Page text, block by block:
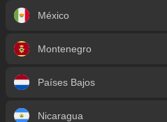
México
Montenegro
Países Bajos
Nicaragua